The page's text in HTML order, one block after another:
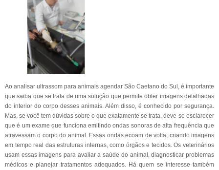
Ao analisar ultrassom para animais agendar São Caetano do Sul, é importante
que saiba que se trata de uma solução que permite obter imagens detalhadas
do interior do corpo desses animais. Além disso, é conhecido por segurança.
Mas, se você tem dúvidas sobre o que exatamente se trata, deve-se esclarecer
que é um exame que funciona emitindo ondas sonoras de alta frequência que
atravessam o corpo do animal. Essas ondas ecoam de volta, criando imagens
em tempo real das estruturas internas, como órgãos e tecidos. Os veterinários
usam essas imagens para avaliar a saúde do animal, diagnosticar problemas
médicos e planejar tratamentos adequados. Há quem se interesse também